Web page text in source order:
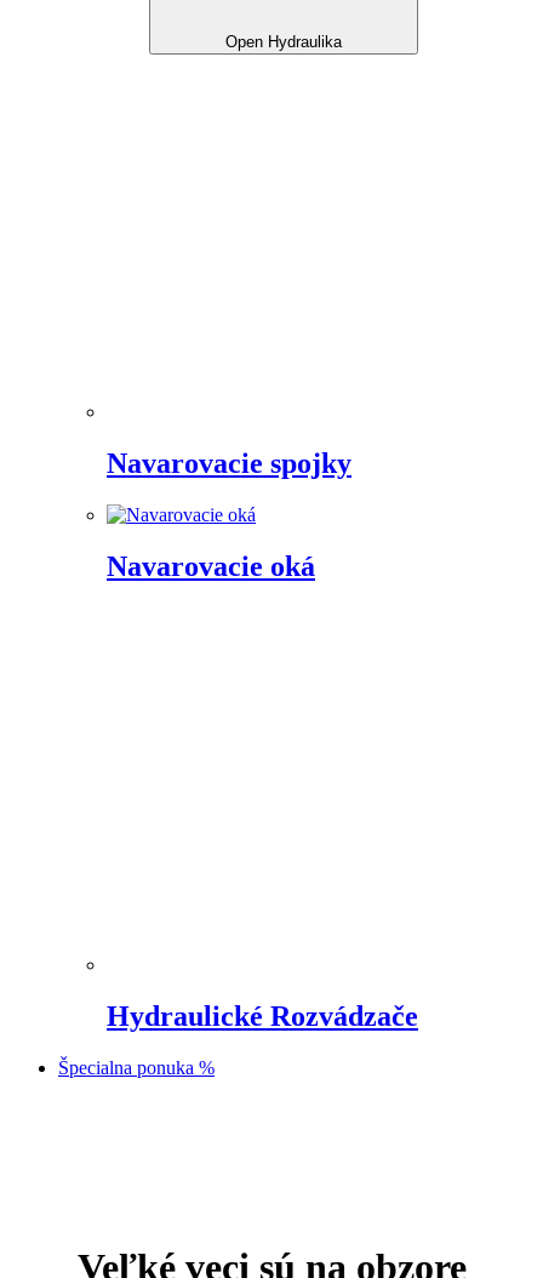
Open Hydraulika
Navarovacie spojky
Navarovacie oká
Hydraulické Rozvádzače
Špecialna ponuka %
Veľké veci sú na obzore